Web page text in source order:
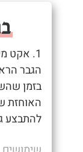
1. אקט
הגבר
בזמן
האוחזת
להתבצע